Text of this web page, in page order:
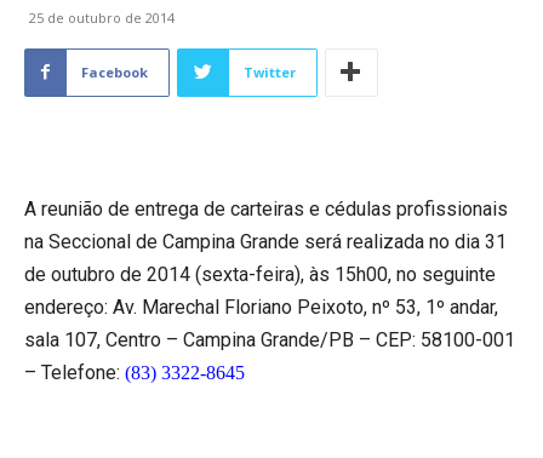
25 de outubro de 2014
Facebook Twitter
A reunião de entrega de carteiras e cédulas profissionais
na Seccional de Campina Grande será realizada no dia 31
de outubro de 2014 (sexta-feira), às 15h00, no seguinte
endereço: Av. Marechal Floriano Peixoto, nº 53, 1º andar,
sala 107, Centro – Campina Grande/PB – CEP: 58100-001
– Telefone: (83) 3322-8645